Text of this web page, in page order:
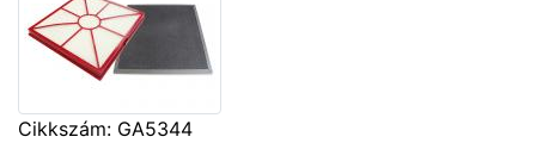
Cikkszám: GA5344